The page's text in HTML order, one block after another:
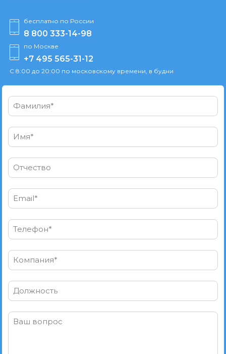
бесплатно по России
8 800 333-14-98
по Москве
+7 495 565-31-12
С 8:00 до 20:00 по московскому времени, в будни
Фамилия*
Имя*
Отчество
Email*
Телефон*
Компания*
Должность
Ваш вопрос